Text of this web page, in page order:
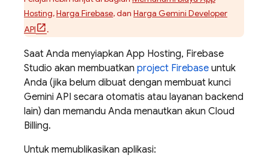
Hosting,Harga Firebase, dan Harga Gemini Developer
API
.
Saat Anda menyiapkan App Hosting, Firebase
Studio akan membuatkan project Firebase untuk
Anda (jika belum dibuat dengan membuat kunci
Gemini API secara otomatis atau layanan backend
lain) dan memandu Anda menautkan akun Cloud
Billing.
Untuk memublikasikan aplikasi: